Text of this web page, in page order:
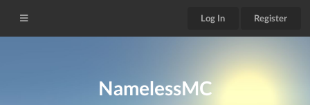
Log In Register
NamelessMC